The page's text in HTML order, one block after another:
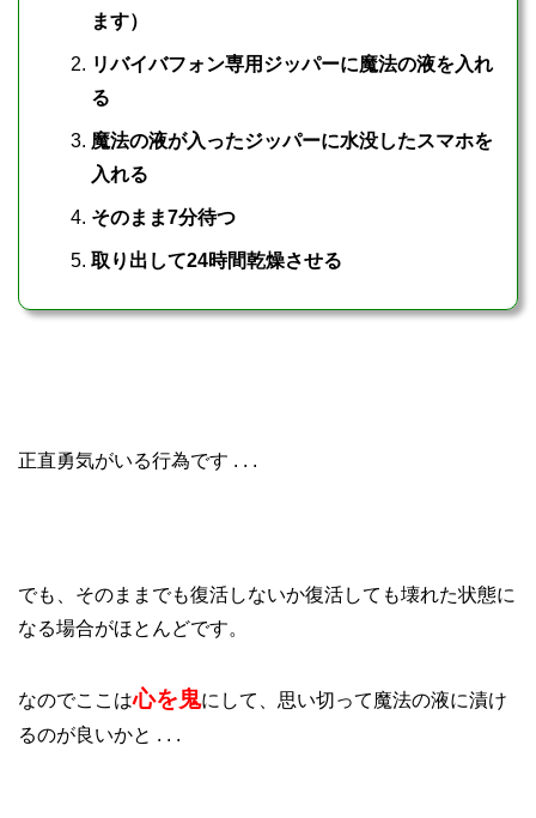
ます）
リバイバフォン専用ジッパーに魔法の液を入れ
る
魔法の液が入ったジッパーに水没したスマホを
入れる
そのまま7分待つ
取り出して24時間乾燥させる
正直勇気がいる行為です . . .
でも、そのままでも復活しないか復活しても壊れた状態に
なる場合がほとんどです。
なのでここは心を鬼にして、思い切って魔法の液に漬け
るのが良いかと . . .